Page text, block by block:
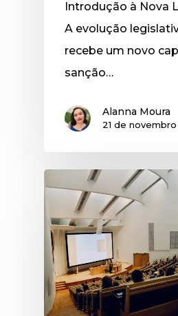
Introdução à Nova
A evolução
recebe um novo
sanção…
Alanna Moura
21 de